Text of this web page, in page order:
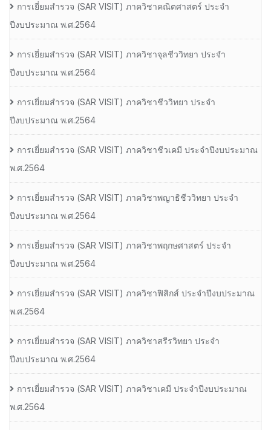
การเยี่ยมสํารวจ (SAR VISIT) ภาควิชาคณิตศาสตร์ ประจํา
ปีงบประมาณ พ.ศ.2564
การเยี่ยมสํารวจ (SAR VISIT) ภาควิชาจุลชีววิทยา ประจํา
ปีงบประมาณ พ.ศ.2564
การเยี่ยมสํารวจ (SAR VISIT) ภาควิชาชีววิทยา ประจํา
ปีงบประมาณ พ.ศ.2564
การเยี่ยมสํารวจ (SAR VISIT) ภาควิชาชีวเคมี ประจําปีงบประมาณ
พ.ศ.2564
การเยี่ยมสํารวจ (SAR VISIT) ภาควิชาพญาธิชีววิทยา ประจํา
ปีงบประมาณ พ.ศ.2564
การเยี่ยมสํารวจ (SAR VISIT) ภาควิชาพฤกษศาสตร์ ประจํา
ปีงบประมาณ พ.ศ.2564
การเยี่ยมสํารวจ (SAR VISIT) ภาควิชาฟิสิกส์ ประจําปีงบประมาณ
พ.ศ.2564
การเยี่ยมสํารวจ (SAR VISIT) ภาควิชาสรีรวิทยา ประจํา
ปีงบประมาณ พ.ศ.2564
การเยี่ยมสํารวจ (SAR VISIT) ภาควิชาเคมี ประจําปีงบประมาณ
พ.ศ.2564